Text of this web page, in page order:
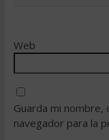
Web
Guarda mi
navegador para la